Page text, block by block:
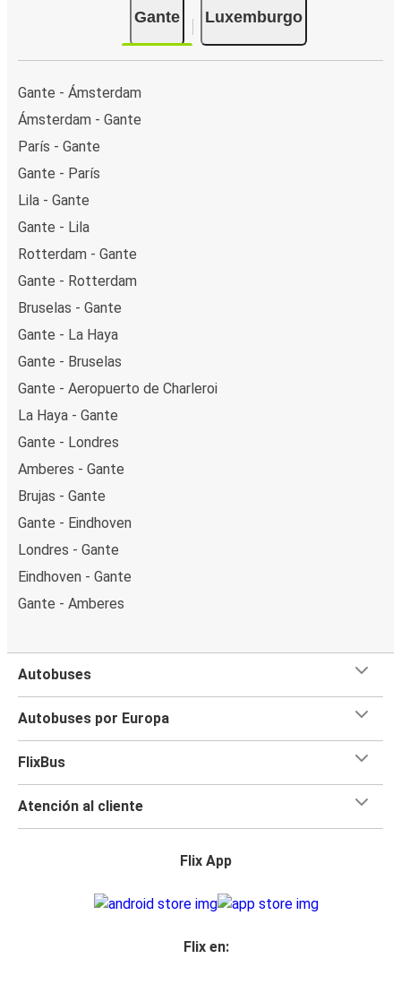
Gante Luxemburgo
Gante - Ámsterdam
Ámsterdam - Gante
París - Gante
Gante - París
Lila - Gante
Gante - Lila
Rotterdam - Gante
Gante - Rotterdam
Bruselas - Gante
Gante - La Haya
Gante - Bruselas
Gante - Aeropuerto de Charleroi
La Haya - Gante
Gante - Londres
Amberes - Gante
Brujas - Gante
Gante - Eindhoven
Londres - Gante
Eindhoven - Gante
Gante - Amberes
Autobuses
Autobuses por Europa
FlixBus
Atención al cliente
Flix App
Flix en: